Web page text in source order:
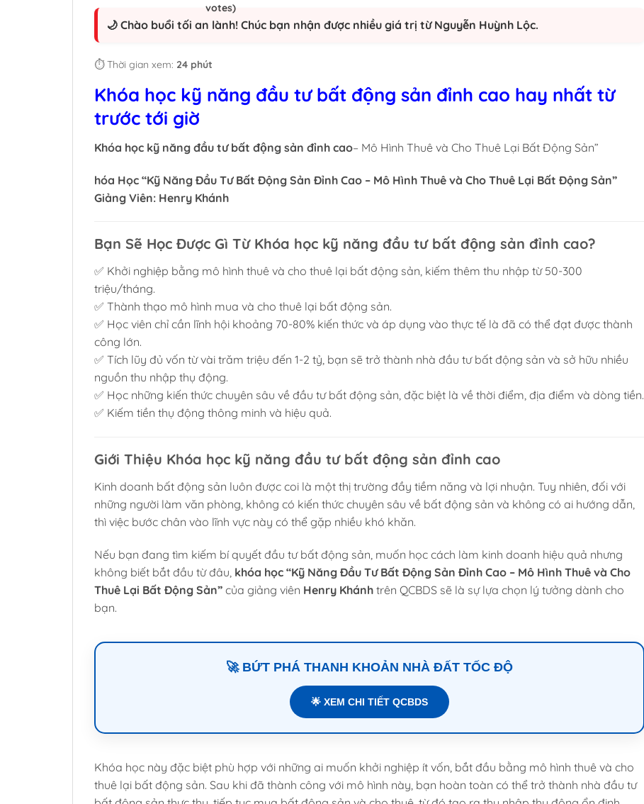
🌙 Chào buổi tối an lành! Chúc bạn nhận được nhiều giá trị từ Nguyễn Huỳnh Lộc.
⏱️ Thời gian xem: 24 phút
Khóa học kỹ năng đầu tư bất động sản đỉnh cao hay nhất từ
trước tới giờ
Khóa học kỹ năng đầu tư bất động sản đỉnh cao– Mô Hình Thuê và Cho Thuê Lại Bất Động Sản”
hóa Học “Kỹ Năng Đầu Tư Bất Động Sản Đỉnh Cao – Mô Hình Thuê và Cho Thuê Lại Bất Động Sản”
Giảng Viên: Henry Khánh
Bạn Sẽ Học Được Gì Từ Khóa học kỹ năng đầu tư bất động sản đỉnh cao?
✅ Khởi nghiệp bằng mô hình thuê và cho thuê lại bất động sản, kiếm thêm thu nhập từ 50-300
triệu/tháng.
✅ Thành thạo mô hình mua và cho thuê lại bất động sản.
✅ Học viên chỉ cần lĩnh hội khoảng 70-80% kiến thức và áp dụng vào thực tế là đã có thể đạt được thành
công lớn.
✅ Tích lũy đủ vốn từ vài trăm triệu đến 1-2 tỷ, bạn sẽ trở thành nhà đầu tư bất động sản và sở hữu nhiều
nguồn thu nhập thụ động.
✅ Học những kiến thức chuyên sâu về đầu tư bất động sản, đặc biệt là về thời điểm, địa điểm và dòng tiền.
✅ Kiếm tiền thụ động thông minh và hiệu quả.
Giới Thiệu Khóa học kỹ năng đầu tư bất động sản đỉnh cao
Kinh doanh bất động sản luôn được coi là một thị trường đầy tiềm năng và lợi nhuận. Tuy nhiên, đối với
những người làm văn phòng, không có kiến thức chuyên sâu về bất động sản và không có ai hướng dẫn,
thì việc bước chân vào lĩnh vực này có thể gặp nhiều khó khăn.
Nếu bạn đang tìm kiếm bí quyết đầu tư bất động sản, muốn học cách làm kinh doanh hiệu quả nhưng
không biết bắt đầu từ đâu, khóa học “Kỹ Năng Đầu Tư Bất Động Sản Đỉnh Cao – Mô Hình Thuê và Cho
Thuê Lại Bất Động Sản” của giảng viên Henry Khánh trên QCBDS sẽ là sự lựa chọn lý tưởng dành cho
bạn.
🚀 BỨT PHÁ THANH KHOẢN NHÀ ĐẤT TỐC ĐỘ
🌟 XEM CHI TIẾT QCBDS
Khóa học này đặc biệt phù hợp với những ai muốn khởi nghiệp ít vốn, bắt đầu bằng mô hình thuê và cho
thuê lại bất động sản. Sau khi đã thành công với mô hình này, bạn hoàn toàn có thể trở thành nhà đầu tư